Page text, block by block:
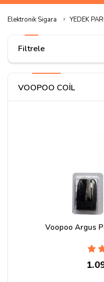
Elektronik Sigara YEDEK
Filtrele
VOOPOO COİL
Voopoo Argus